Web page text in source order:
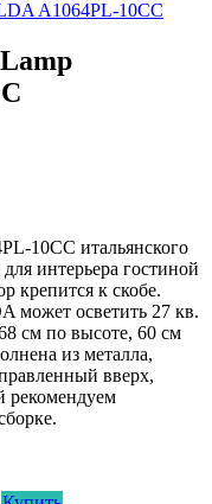
10CC итальянского
интерьера гостиной
крепится к скобе.
может осветить 27 кв.
см по высоте, 60 см
из металла,
вверх,
рекомендуем